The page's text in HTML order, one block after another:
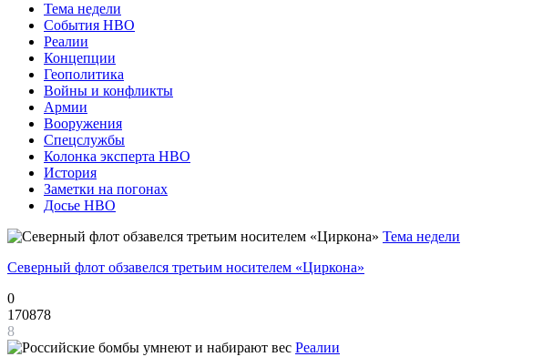
Тема недели
События НВО
Реалии
Концепции
Геополитика
Войны и конфликты
Армии
Вооружения
Спецслужбы
Колонка эксперта НВО
История
Заметки на погонах
Досье НВО
Тема недели
Северный флот обзавелся третьим носителем «Циркона»
0
170878
8
Реалии